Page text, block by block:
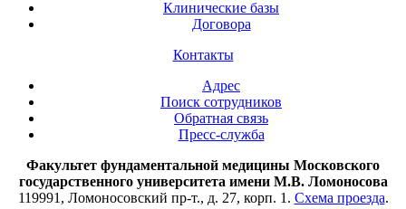
Клинические базы
Договора
Контакты
Адрес
Поиск сотрудников
Обратная связь
Пресс-служба
Факультет фундаментальной медицины Московского
государственного университета имени М.В. Ломоносова
119991, Ломоносовский пр-т., д. 27, корп. 1. Схема проезда.